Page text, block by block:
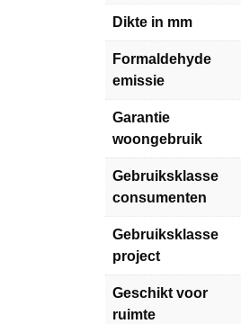
Dikte in mm
Formaldehyde
emissie
Garantie
woongebruik
Gebruiksklasse
consumenten
Gebruiksklasse
project
Geschikt voor
ruimte